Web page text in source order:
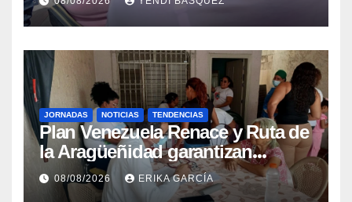
epidemiológica
JORNADAS NOTICIAS TENDENCIAS
Plan Venezuela Renace y Ruta de
la Aragüeñidad garantizan
atención médica integral en
Aragua
08/08/2026 ERIKA GARCÍA